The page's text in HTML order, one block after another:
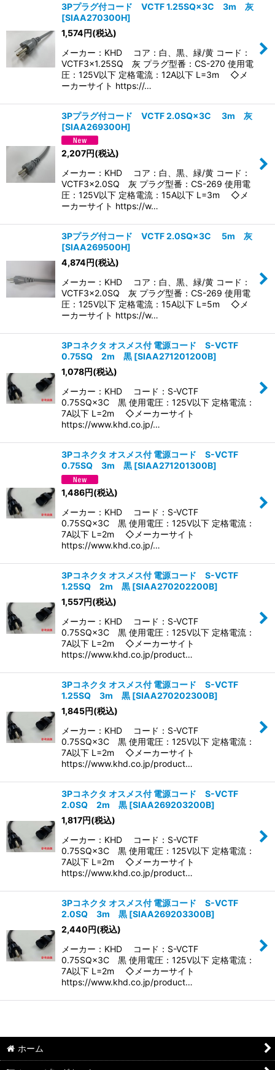
3Pプラグ付コード VCTF 1.25SQ×3C 3m 灰
[SIAA270300H]
1,574円(税込)
メーカー：KHD コア：白、黒、緑/黄 コード：
VCTF3×1.25SQ 灰 プラグ型番：CS-270 使用電
圧：125V以下 定格電流：12A以下 L=3m ◇メ
ーカーサイト https://…
3Pプラグ付コード VCTF 2.0SQ×3C 3m 灰
[SIAA269300H]
2,207円(税込)
メーカー：KHD コア：白、黒、緑/黄 コード：
VCTF3×2.0SQ 灰 プラグ型番：CS-269 使用電
圧：125V以下 定格電流：15A以下 L=3m ◇メ
ーカーサイト https://w…
3Pプラグ付コード VCTF 2.0SQ×3C 5m 灰
[SIAA269500H]
4,874円(税込)
メーカー：KHD コア：白、黒、緑/黄 コード：
VCTF3×2.0SQ 灰 プラグ型番：CS-269 使用電
圧：125V以下 定格電流：15A以下 L=5m ◇メ
ーカーサイト https://w…
3Pコネクタ オスメス付 電源コード S-VCTF
0.75SQ 2m 黒 [SIAA271201200B]
1,078円(税込)
メーカー：KHD コード：S-VCTF
0.75SQ×3C 黒 使用電圧：125V以下 定格電流：
7A以下 L=2m ◇メーカーサイト
https://www.khd.co.jp/…
3Pコネクタ オスメス付 電源コード S-VCTF
0.75SQ 3m 黒 [SIAA271201300B]
1,486円(税込)
メーカー：KHD コード：S-VCTF
0.75SQ×3C 黒 使用電圧：125V以下 定格電流：
7A以下 L=2m ◇メーカーサイト
https://www.khd.co.jp/…
3Pコネクタ オスメス付 電源コード S-VCTF
1.25SQ 2m 黒 [SIAA270202200B]
1,557円(税込)
メーカー：KHD コード：S-VCTF
0.75SQ×3C 黒 使用電圧：125V以下 定格電流：
7A以下 L=2m ◇メーカーサイト
https://www.khd.co.jp/product…
3Pコネクタ オスメス付 電源コード S-VCTF
1.25SQ 3m 黒 [SIAA270202300B]
1,845円(税込)
メーカー：KHD コード：S-VCTF
0.75SQ×3C 黒 使用電圧：125V以下 定格電流：
7A以下 L=2m ◇メーカーサイト
https://www.khd.co.jp/product…
3Pコネクタ オスメス付 電源コード S-VCTF
2.0SQ 2m 黒 [SIAA269203200B]
1,817円(税込)
メーカー：KHD コード：S-VCTF
0.75SQ×3C 黒 使用電圧：125V以下 定格電流：
7A以下 L=2m ◇メーカーサイト
https://www.khd.co.jp/product…
3Pコネクタ オスメス付 電源コード S-VCTF
2.0SQ 3m 黒 [SIAA269203300B]
2,440円(税込)
メーカー：KHD コード：S-VCTF
0.75SQ×3C 黒 使用電圧：125V以下 定格電流：
7A以下 L=2m ◇メーカーサイト
https://www.khd.co.jp/product…
ホーム